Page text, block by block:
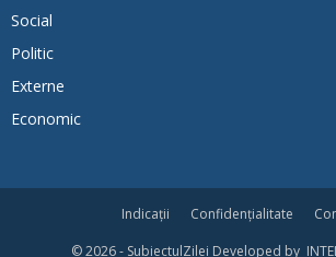
Social
Politic
Externe
Economic
Indicații Confidențialitate
© 2026 - SubiectulZilei Developed by